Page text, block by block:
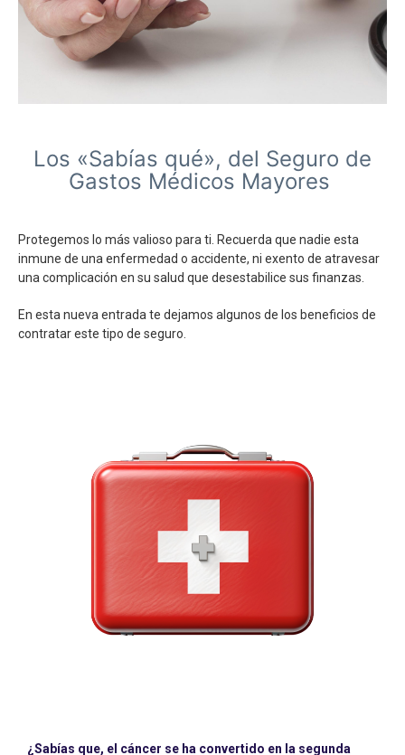
Los «Sabías qué», del Seguro de
Gastos Médicos Mayores
Protegemos lo más valioso para ti. Recuerda que nadie esta
inmune de una enfermedad o accidente, ni exento de atravesar
una complicación en su salud que desestabilice sus finanzas.
En esta nueva entrada te dejamos algunos de los beneficios de
contratar este tipo de seguro.
¿Sabías que, el cáncer se ha convertido en la segunda